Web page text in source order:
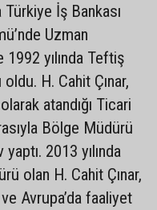
Türkiye İş Bankası
Uzman
1992 yılında Teftiş
H. Cahit Çınar,
atandığı Ticari
Bölge Müdürü
2013 yılında
olan H. Cahit Çınar,
Avrupa’da faaliyet